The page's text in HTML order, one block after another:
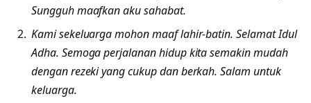
Sungguh maafkan aku sahabat.
Kami sekeluarga mohon maaf lahir-batin. Selamat Idul
Adha. Semoga perjalanan hidup kita semakin mudah
dengan rezeki yang cukup dan berkah. Salam untuk
keluarga.